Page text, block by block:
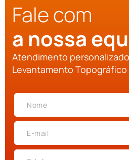
Fale com
a nossa
Atendimento
Levantamento Topográfico